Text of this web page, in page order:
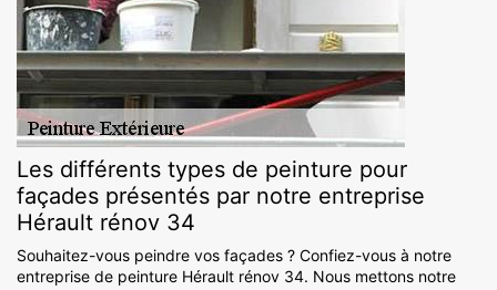
Les différents types de peinture pour
façades présentés par notre entreprise
Hérault rénov 34
Souhaitez-vous peindre vos façades ? Confiez-vous à notre
entreprise de peinture Hérault rénov 34. Nous mettons notre